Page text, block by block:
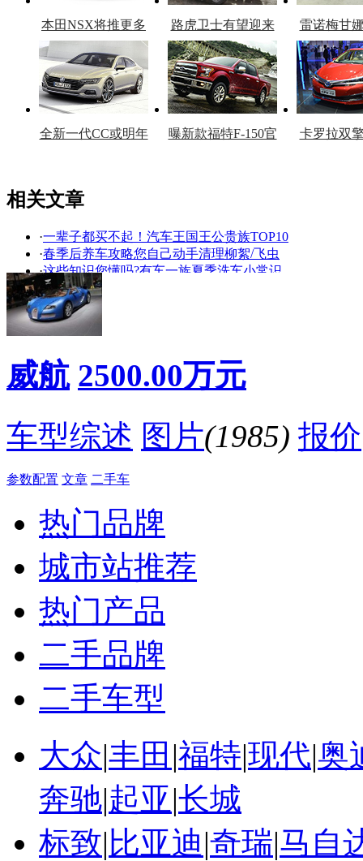
本田NSX将推更多
车型
路虎卫士有望迎来
复产
雷诺梅甘
官
全新一代CC或明年
曝新款福特F-150官
卡罗拉双
看赛车宝贝争奇斗
艳
车模美腿爆乳无惧
走光
相关文章
·一辈子都买不起！汽车王国王公贵族TOP10
·春季后养车攻略您自己动手清理柳絮/飞虫
·这些知识您懂吗?有车一族夏季洗车小常识
· 布加迪威航领衔 迈凯轮/赛哲等亮相车展!
·太原车展 价值4000万豪车被神秘买家订购
·解放路中段改造20日完工 路口通行有变化
·2013重庆车展豪车云集 敞篷布加迪或现身
汽车暴晒后四招快速降温 停车前车窗留缝
·走近布加迪威龙 感受性能与奢华的结合体
·中国有钱人真多 上海车展富豪疯抢超豪车
相关贴子更多>>
·探险，我们是认真的！牧马人上山+探险
·秦100看车纪录，说说感受
·车展游玩只为车模不看车
车展，有车也有模，车展游记
终于等你到 还好没放弃 准车主试驾全新悦动
·人生第一次自驾游！成都郫县一日游！求各位前辈关注
·说说我的福克斯的初到手体会
·50+50的送分题，你惠了吗
威航 2500.00万元
车型综述 图片(1985) 报价
参数配置 文章 二手车
热门品牌
城市站推荐
热门产品
二手品牌
二手车型
大众|丰田 |福特|现代|奥
奔驰|起亚|长城
标致| 比亚迪|奇瑞|马自